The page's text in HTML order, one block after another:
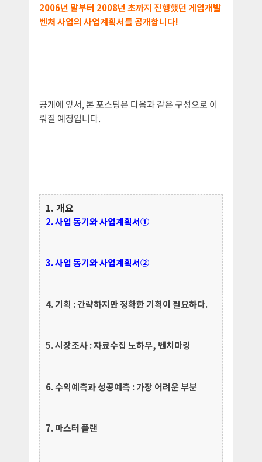
2006년 말부터 2008년 초까지 진행했던 게임개발
벤처 사업의 사업계획서를 공개합니다!
공개에 앞서, 본 포스팅은 다음과 같은 구성으로 이
뤄질 예정입니다.
1. 개요
2. 사업 동기와 사업계획서①
3. 사업 동기와 사업계획서②
4. 기획 : 간략하지만 정확한 기획이 필요하다.
5. 시장조사 : 자료수집 노하우, 벤치마킹
6. 수익예측과 성공예측 : 가장 어려운 부분
7. 마스터 플랜